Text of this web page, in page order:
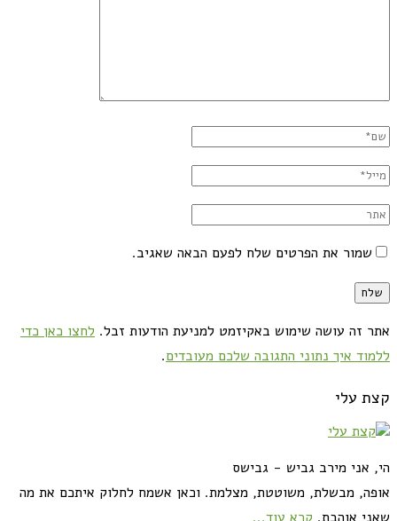
שמור את הפרטים שלח לפעם הבאה שאגיב.
אתר זה עושה שימוש באקיזמט למניעת הודעות זבל. לחצו כאן כדי
ללמוד איך נתוני התגובה שלכם מעובדים.
קצת עלי
הי, אני מירב גביש - גבישס
אופה, מבשלת, משוטטת, מצלמת. וכאן אשמח לחלוק איתכם את מה